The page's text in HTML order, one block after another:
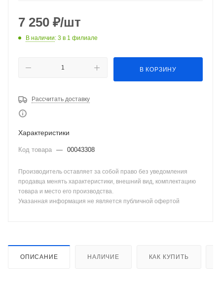
7 250 ₽/шт
В наличии: 3 в 1 филиале
В КОРЗИНУ
Рассчитать доставку
Характеристики
Код товара — 00043308
Производитель оставляет за собой право без уведомления
продавца менять характеристики, внешний вид, комплектацию
товара и место его производства.
Указанная информация не является публичной офертой
ОПИСАНИЕ НАЛИЧИЕ КАК КУПИТЬ